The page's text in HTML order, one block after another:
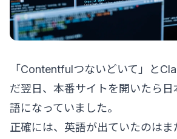
「Contentfulつないどいて」と
だ翌日、本番サイトを開いたら
語になっていました。
正確には、英語が出ていたのは